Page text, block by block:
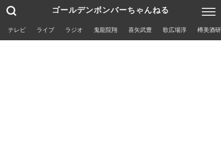
ゴールデンボンバーちゃんねる
テレビ ライブ ラジオ 鬼龍院翔 喜矢武豊 歌広場淳 樽美酒